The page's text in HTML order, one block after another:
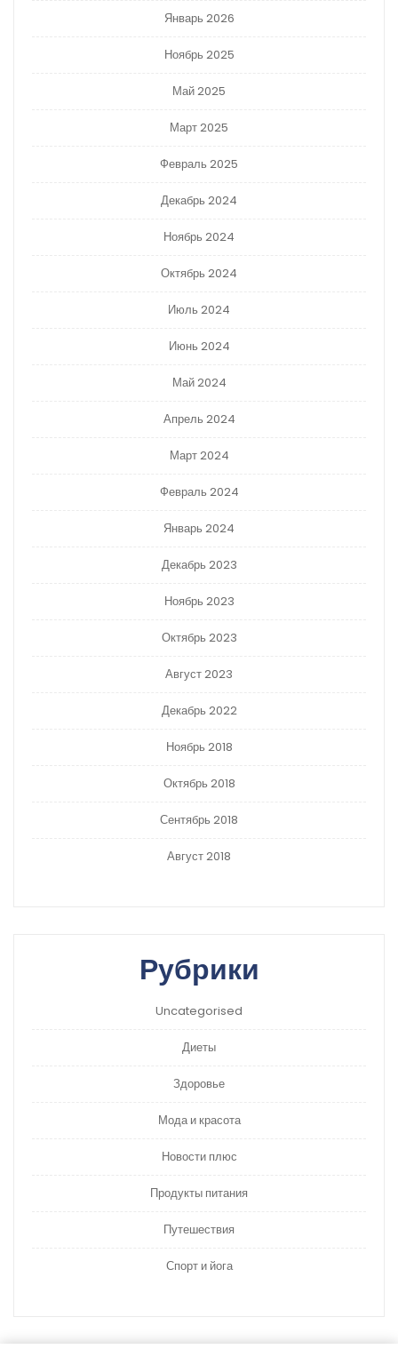
Январь 2026
Ноябрь 2025
Май 2025
Март 2025
Февраль 2025
Декабрь 2024
Ноябрь 2024
Октябрь 2024
Июль 2024
Июнь 2024
Май 2024
Апрель 2024
Март 2024
Февраль 2024
Январь 2024
Декабрь 2023
Ноябрь 2023
Октябрь 2023
Август 2023
Декабрь 2022
Ноябрь 2018
Октябрь 2018
Сентябрь 2018
Август 2018
Рубрики
Uncategorised
Диеты
Здоровье
Мода и красота
Новости плюс
Продукты питания
Путешествия
Спорт и йога